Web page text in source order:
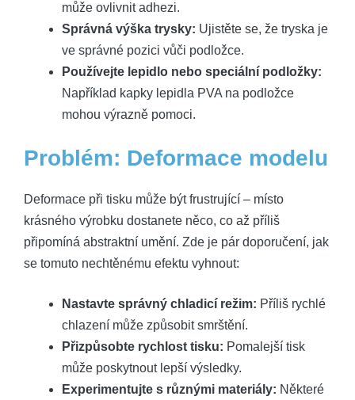
může ovlivnit adhezi.
Správná výška trysky: Ujistěte se, že tryska je
ve správné pozici vůči podložce.
Používejte lepidlo nebo speciální podložky:
Například kapky lepidla PVA na podložce
mohou výrazně pomoci.
Problém: Deformace modelu
Deformace při tisku může být frustrující – místo
krásného výrobku dostanete něco, co až příliš
připomíná abstraktní umění. Zde je pár doporučení, jak
se tomuto nechtěnému efektu vyhnout:
Nastavte správný chladicí režim: Příliš rychlé
chlazení může způsobit smrštění.
Přizpůsobte rychlost tisku: Pomalejší tisk
může poskytnout lepší výsledky.
Experimentujte s různými materiály: Některé